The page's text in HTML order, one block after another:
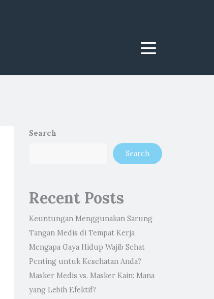
Menu
Search
Search
Recent Posts
Keuntungan Menggunakan Sarung
Tangan Medis di Tempat Kerja
Mengapa Gaya Hidup Wajib Sehat
Penting untuk Kesehatan Anda?
Masker Medis vs. Masker Kain: Mana
yang Lebih Efektif?